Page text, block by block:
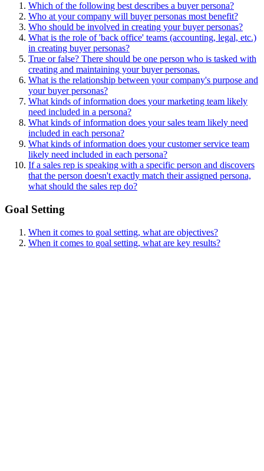
Which of the following best describes a buyer persona?
Who at your company will buyer personas most benefit?
Who should be involved in creating your buyer personas?
What is the role of 'back office' teams (accounting, legal, etc.)
in creating buyer personas?
True or false? There should be one person who is tasked with
creating and maintaining your buyer personas.
What is the relationship between your company's purpose and
your buyer personas?
What kinds of information does your marketing team likely
need included in a persona?
What kinds of information does your sales team likely need
included in each persona?
What kinds of information does your customer service team
likely need included in each persona?
If a sales rep is speaking with a specific person and discovers
that the person doesn't exactly match their assigned persona,
what should the sales rep do?
Goal Setting
When it comes to goal setting, what are objectives?
When it comes to goal setting, what are key results?